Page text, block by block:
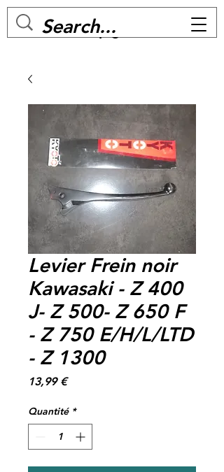
MC BIKE Perpignan
Levier Frein noir
Kawasaki - Z 400
J- Z 500- Z 650 F
- Z 750 E/H/L/LTD
- Z 1300
13,99 €Prix
Quantité *